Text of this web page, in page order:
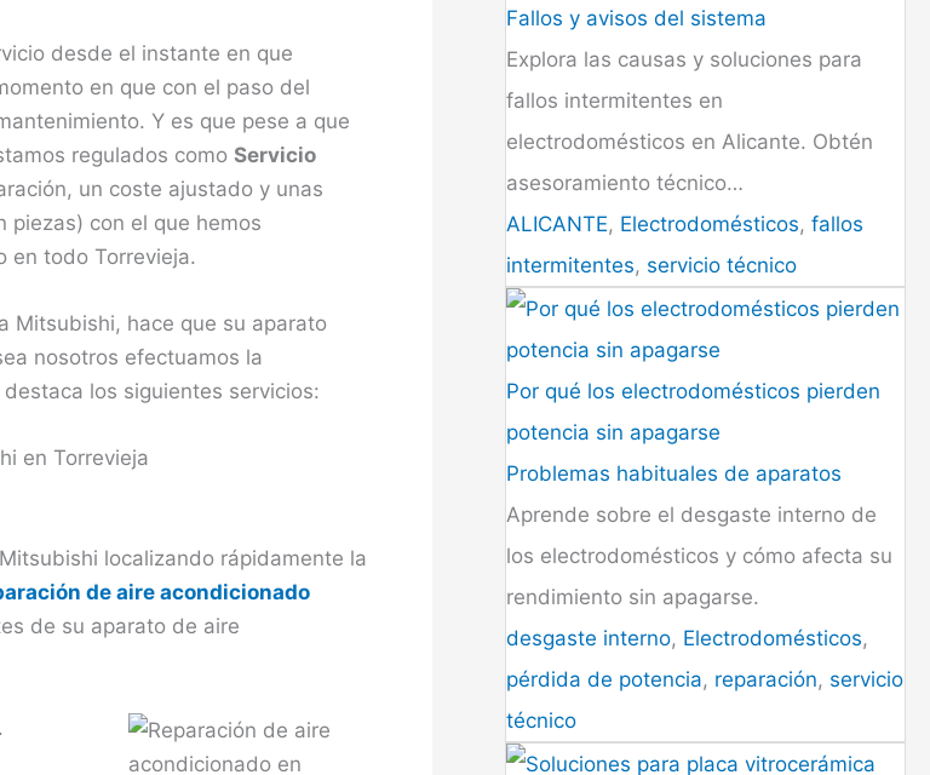
desde el instante en que
en que con el paso del
Y es que pese a que
regulados como Servicio
un coste ajustado y unas
piezas) con el que hemos
en todo Torrevieja.
Mitsubishi, hace que su aparato
nosotros efectuamos la
los siguientes servicios:
en Torrevieja
localizando rápidamente la
de aire acondicionado
de su aparato de aire
Fallos y avisos del sistema
Explora las causas y soluciones para
fallos intermitentes en
electrodomésticos en Alicante. Obtén
asesoramiento técnico…
ALICANTE, Electrodomésticos, fallos
intermitentes, servicio técnico
Por qué los electrodomésticos pierden
potencia sin apagarse
Problemas habituales de aparatos
Aprende sobre el desgaste interno de
los electrodomésticos y cómo afecta su
rendimiento sin apagarse.
desgaste interno, Electrodomésticos,
pérdida de potencia, reparación, servicio
técnico